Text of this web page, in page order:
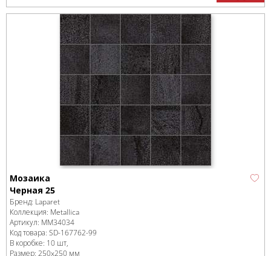
Мозаика
Черная 25
Бренд: Laparet
Коллекция: Metallica
Артикул: MM34034
Код товара: SD-167762-99
В коробке: 10 шт,
Размер: 250x250 мм